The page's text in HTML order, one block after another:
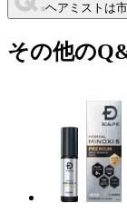
ヘアミストは
その他の